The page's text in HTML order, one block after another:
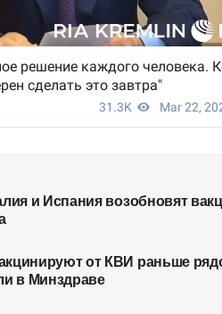
и Испания возобновят
от КВИ раньше
в Минздраве